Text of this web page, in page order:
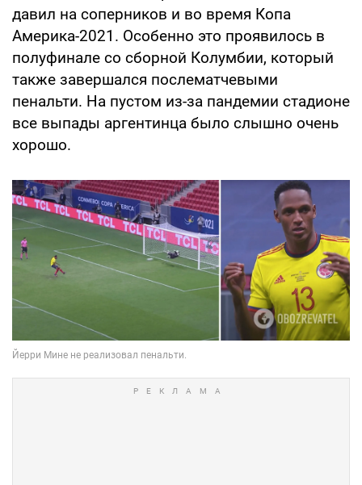
давил на соперников и во время Копа
Америка-2021. Особенно это проявилось в
полуфинале со сборной Колумбии, который
также завершался послематчевыми
пенальти. На пустом из-за пандемии стадионе
все выпады аргентинца было слышно очень
хорошо.